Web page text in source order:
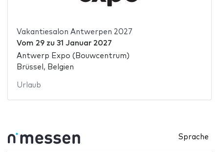
Vakantiesalon Antwerpen 2027
Vom 29zu 31 Januar 2027
Antwerp Expo (Bouwcentrum)
Brüssel, Belgien
Urlaub
Sprache